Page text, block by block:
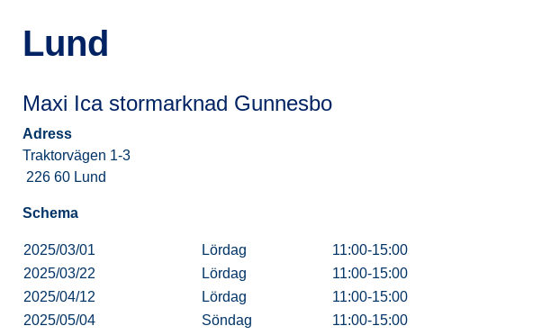
Lund
Maxi Ica stormarknad Gunnesbo
Adress
Traktorvägen 1-3
226 60 Lund
Schema
2025/03/01 Lördag
11:00-15:00
2025/03/22
Lördag
11:00-15:00
2025/04/12
Lördag
11:00-15:00
2025/05/04
Söndag
11:00-15:00